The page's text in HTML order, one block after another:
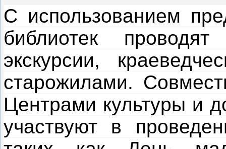
С использованием
библиотек
экскурсии,
старожилами.
Центрами культуры и
участвуют в